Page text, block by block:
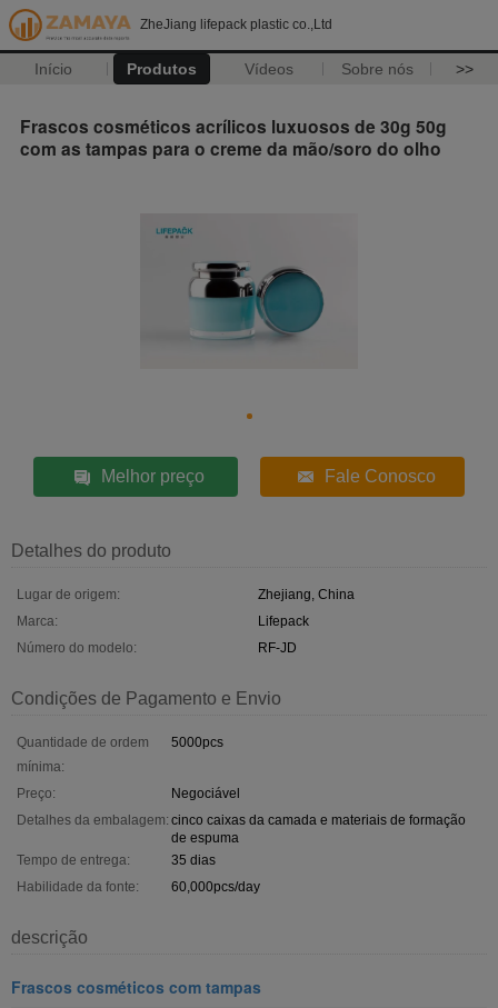
ZheJiang lifepack plastic co.,Ltd
Início Produtos Vídeos Sobre nós >>
Frascos cosméticos acrílicos luxuosos de 30g 50g
com as tampas para o creme da mão/soro do olho
Melhor preço Fale Conosco
Detalhes do produto
Lugar de origem:
Zhejiang, China
Marca:
Lifepack
Número do modelo:
RF-JD
Condições de Pagamento e Envio
Quantidade de ordem
mínima:
5000pcs
Preço:
Negociável
Detalhes da embalagem: cinco caixas da camada e materiais de formação
de espuma
Tempo de entrega:
35 dias
Habilidade da fonte:
60,000pcs/day
descrição
Frascos cosméticos com tampas